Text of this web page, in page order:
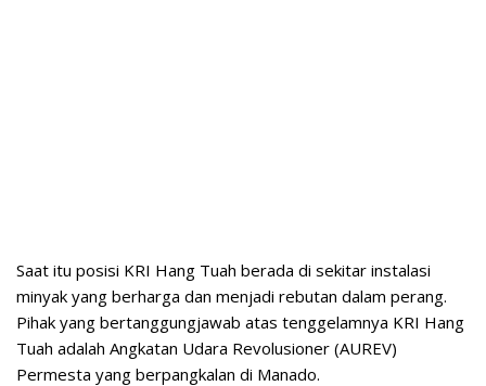
Saat itu posisi KRI Hang Tuah berada di sekitar instalasi
minyak yang berharga dan menjadi rebutan dalam perang.
Pihak yang bertanggungjawab atas tenggelamnya KRI Hang
Tuah adalah Angkatan Udara Revolusioner (AUREV)
Permesta yang berpangkalan di Manado.